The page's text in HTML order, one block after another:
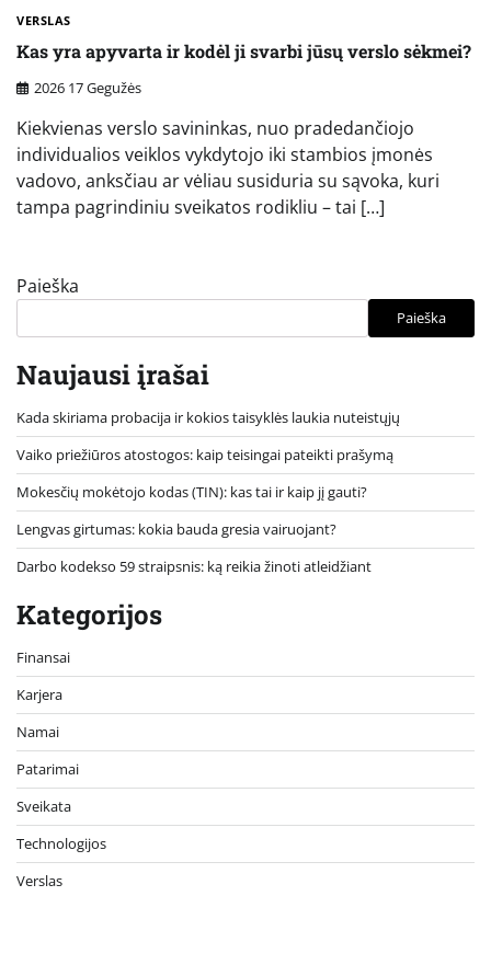
VERSLAS
Kas yra apyvarta ir kodėl ji svarbi jūsų verslo sėkmei?
2026 17 Gegužės
Kiekvienas verslo savininkas, nuo pradedančiojo
individualios veiklos vykdytojo iki stambios įmonės
vadovo, anksčiau ar vėliau susiduria su sąvoka, kuri
tampa pagrindiniu sveikatos rodikliu – tai […]
Paieška
Paieška
Naujausi įrašai
Kada skiriama probacija ir kokios taisyklės laukia nuteistųjų
Vaiko priežiūros atostogos: kaip teisingai pateikti prašymą
Mokesčių mokėtojo kodas (TIN): kas tai ir kaip jį gauti?
Lengvas girtumas: kokia bauda gresia vairuojant?
Darbo kodekso 59 straipsnis: ką reikia žinoti atleidžiant
Kategorijos
Finansai
Karjera
Namai
Patarimai
Sveikata
Technologijos
Verslas